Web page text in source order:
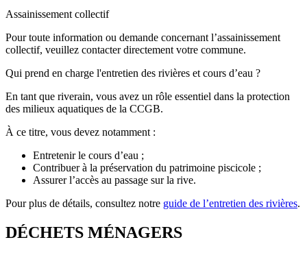
Assainissement collectif
Pour toute information ou demande concernant l’assainissement
collectif, veuillez contacter directement votre commune.
Qui prend en charge l'entretien des rivières et cours d’eau ?
En tant que riverain, vous avez un rôle essentiel dans la protection
des milieux aquatiques de la CCGB.
À ce titre, vous devez notamment :
Entretenir le cours d’eau ;
Contribuer à la préservation du patrimoine piscicole ;
Assurer l’accès au passage sur la rive.
Pour plus de détails, consultez notre guide de l’entretien des rivières.
DÉCHETS MÉNAGERS